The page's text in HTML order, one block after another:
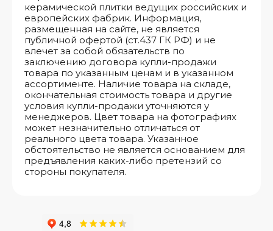
керамической плитки ведущих российских и
европейских фабрик. Информация,
размещенная на сайте, не является
публичной офертой (ст.437 ГК РФ) и не
влечет за собой обязательств по
заключению договора купли-продажи
товара по указанным ценам и в указанном
ассортименте. Наличие товара на складе,
окончательная стоимость товара и другие
условия купли-продажи уточняются у
менеджеров. Цвет товара на фотографиях
может незначительно отличаться от
реального цвета товара. Указанное
обстоятельство не является основанием для
предъявления каких-либо претензий со
стороны покупателя.